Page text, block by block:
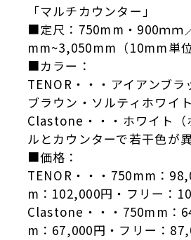
「マルチカウンター」
■定尺：750mm・900ｍｍ
mm~3,050mm（10mm単位
■カラー：
TENOR・・・アイアンブラ
ブラウン・ソルティホワイト
Clastone・・・ホワイト（
ルとカウンターで若干色が
■価格：
TENOR・・・750mm：
m：102,000円・フリー：
Clastone・・・750mm：
m：67,000円・フリー：